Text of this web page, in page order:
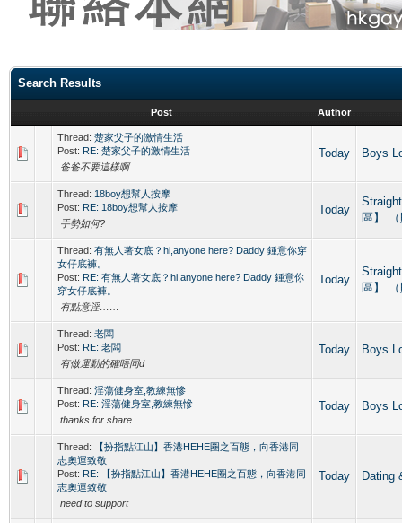
Search Results
Post Author
Thread: 楚家父子的激情生活
Post: RE: 楚家父子的激情生活
爸爸不要這樣啊
Today Boys
Thread: 18boy想幫人按摩
Post: RE: 18boy想幫人按摩
手勢如何?
Today
區】
Thread: 有無人著女底？hi,anyone here? Daddy 鍾意你穿
女仔底褲。
Post: RE: 有無人著女底？hi,anyone here? Daddy 鍾意你
穿女仔底褲。
有點意淫……
Today
區】
Thread: 老闆
Post: RE: 老闆
有做運動的確唔同d
Today Boys
Thread: 淫蕩健身室,教練無慘
Post: RE: 淫蕩健身室,教練無慘
thanks for share
Today Boys
Thread:
【扮指點江山】香港HEHE圈之百態，向香港同
志奧運致敬
Post: RE: 【扮指點江山】香港HEHE圈之百態，向香港同
志奧運致敬
need to support
Today Dating